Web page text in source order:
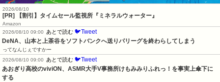
2026/08/10
[PR] 【割引】タイムセール監視所『ミネラルウォーター』
Amazon
2026/08/10 09:00
あとで読む 🐦Tweet
DeNA、山本と上茶谷をソフトバンクへ送りパリーグを終わらしてしまう
ってなんじぇですかー
2026/08/10 09:00
あとで読む 🐦Tweet
あおぎり高校のviviON、ASMR大手V事務所けもみみりふれっ！を事実上傘下に
する